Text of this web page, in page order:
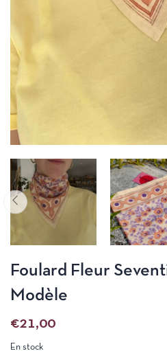
Foulard Fleur
Modèle
€21,00
En stock